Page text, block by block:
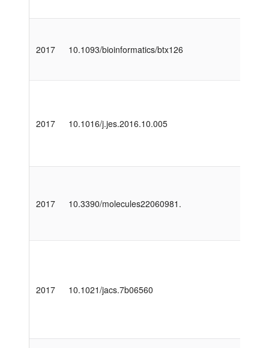
2017 10.1093/bioinformatics/btx126
2017 10.1016/j.jes.2016.10.005
2017 10.3390/molecules22060981.
2017 10.1021/jacs.7b06560